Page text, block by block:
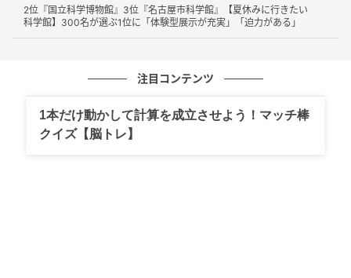
これが初めてです。（50歳/女性）
塩にぎり、直火で焼いた焼おにぎりの2品はお米の美味しさを
すが、変わらぬ味で安心できます。お昼にローソンでからあげ
クンと一緒に買うことが良くあります。（47歳/男性）
2位『国立科学博物館』3位『名古屋市科学館』【夏休みに行きたい
科学館】300名が選ぶ1位に「体験型展示が充実」「迫力がある」
注目コンテンツ
1本だけ動かして計算を成立させよう！マッチ棒
クイズ【脳トレ】